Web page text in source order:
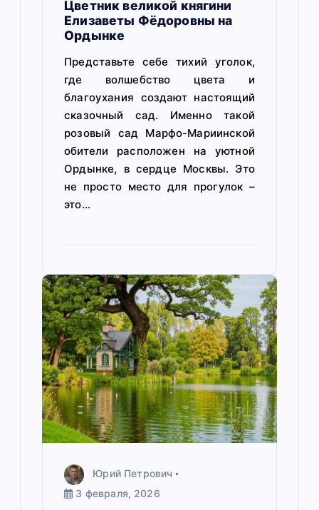
Цветник великой княгини
Елизаветы Фёдоровны на
Ордынке
Представьте себе тихий уголок,
где волшебство цвета и
благоухания создают настоящий
сказочный сад. Именно такой
розовый сад Марфо-Мариинской
обители расположен на уютной
Ордынке, в сердце Москвы. Это
не просто место для прогулок –
это…
Юрий Петрович
3 февраля, 2026